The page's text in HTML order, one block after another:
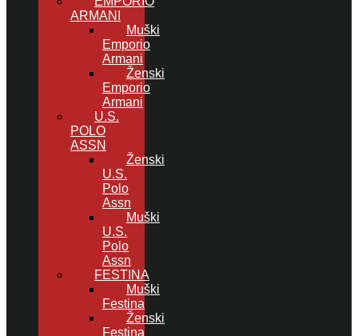
ARMANI
Muški
Emporio
Armani
Ženski
Emporio
Armani
U.S.
POLO
ASSN
Ženski
U.S.
Polo
Assn
Muški
U.S.
Polo
Assn
FESTINA
Muški
Festina
Ženski
Festina